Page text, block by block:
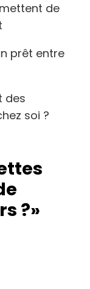
de
prêt entre
des
soi ?
?»